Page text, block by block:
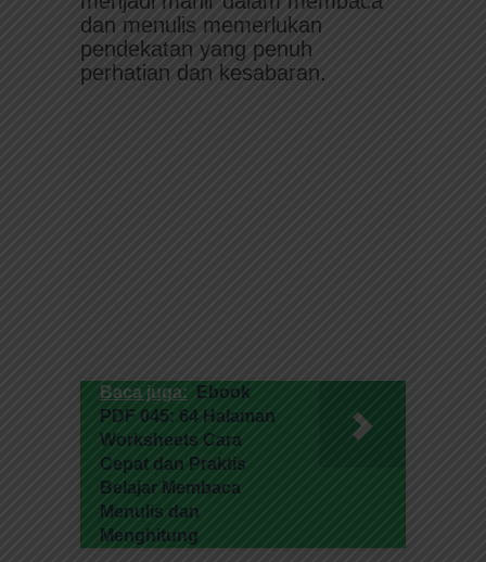
dan menulis memerlukan
pendekatan yang penuh
perhatian dan kesabaran.
Baca juga:
Ebook
PDF 045: 64 Halaman
Worksheets Cara
Cepat dan Praktis
Belajar Membaca
Menulis dan
Menghitung